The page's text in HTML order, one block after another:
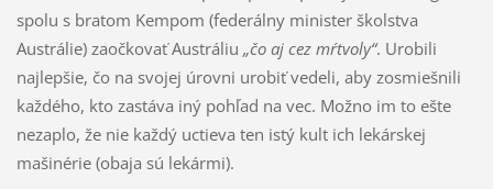
spolu s bratom Kempom (federálny minister školstva
Austrálie) zaočkovať Austráliu „čo aj cez mŕtvoly“. Urobili
najlepšie, čo na svojej úrovni urobiť vedeli, aby zosmiešnili
každého, kto zastáva iný pohľad na vec. Možno im to ešte
nezaplo, že nie každý uctieva ten istý kult ich lekárskej
mašinérie (obaja sú lekármi).